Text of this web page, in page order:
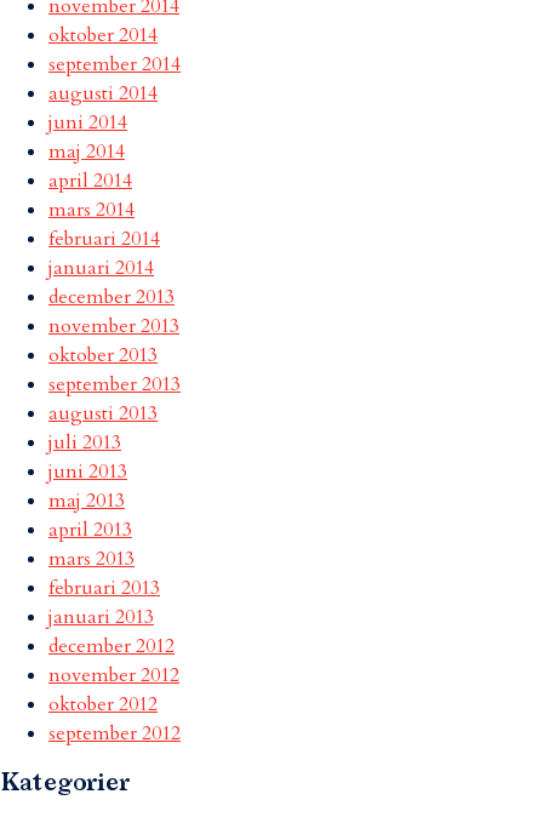
november 2014
oktober 2014
september 2014
augusti 2014
juni 2014
maj 2014
april 2014
mars 2014
februari 2014
januari 2014
december 2013
november 2013
oktober 2013
september 2013
augusti 2013
juli 2013
juni 2013
maj 2013
april 2013
mars 2013
februari 2013
januari 2013
december 2012
november 2012
oktober 2012
september 2012
Kategorier